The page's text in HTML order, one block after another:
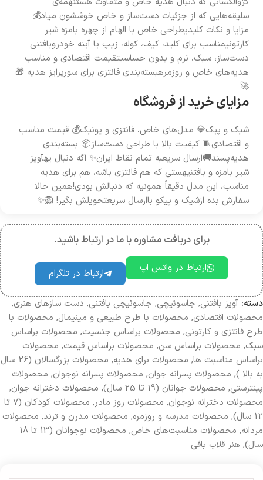
سلیقه‌هایی که از جزئیات دست‌ساز و خاص خوششون میاد💰
مزایا و نکات کلیدیطراحی خاص با الهام از چهره بامزه شیر
کارتونیمناسب برای کلید، کیف، کوله، زیپ یا آینه خودروبافتنی
دست‌ساز، سبک، نرم و بدون حساسیتقیمت اقتصادی و مناسب
هدیه‌های خاص و روزمرهبسته‌بندی فانتزی برای سورپرایز هدیه 🎁
🚀
مزایای خرید از فروشگاه
شیک و پیک💎 مدل‌های خاص، فانتزی و یونیک💰 قیمت مناسب
و اقتصادی🧵 کیفیت بالا با طراحی دست‌ساز📦 بسته‌بندی
هدیه‌پسند🚚ارسال سریعبه تمام نقاط ایران✨ اگه دنبال یهآویز
شیر بامزه و بافتنیهستی که هم فانتزی باشه، هم برای هدیه
مناسب، این مدل دقیقاً همونیه که دنبالش بودی!همین حالا
سفارش بده ازشیک و پیکو باارسال سریعتحویلش بگیر! 🦁✨
برای دریافت مشاوره با ما در ارتباط باشید.
ارتباط در واتس اپ ارتباط در تلگرام
دسته: آویز بافتنی, جاسوئیچی, جاسوئیچی بافتنی, دست سازهای هنری,
محصولات اقتصادی, محصولات با طرح طبیعی و مینیمال, محصولات با
طرح فانتزی و کارتونی, محصولات براساس جنسیت, محصولات بر‌اساس
سبک, محصولات براساس سن, محصولات براساس قیمت, محصولات
براساس مناسبت ها, محصولات برای هدیه,
محصولات بزرگسالان (26 سال
به بالا ), محصولات پسرانه جوان, محصولات پسرانه نوجوان, محصولات
پینترستی, محصولات جوانان (19 تا 25 سال) , محصولات دخترانه جوان,
محصولات دخترانه نوجوان, محصولات روز مادر,
محصولات کودکان (7 تا
12 سال)
, محصولات مدرسه و روزمره, محصولات مدرن و ترند, محصولات
مردانه, محصولات مناسبت‌های خاص,
محصولات نوجوانان (13 تا 18
سال), هنر قلاب بافی